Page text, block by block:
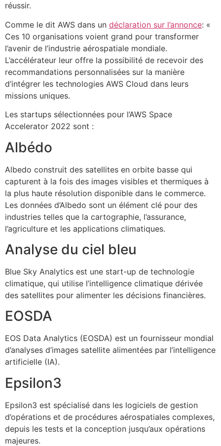
réussir.
Comme le dit AWS dans un déclaration sur l’annonce: «
Ces 10 organisations voient grand pour transformer
l’avenir de l’industrie aérospatiale mondiale.
L’accélérateur leur offre la possibilité de recevoir des
recommandations personnalisées sur la manière
d’intégrer les technologies AWS Cloud dans leurs
missions uniques.
Les startups sélectionnées pour l’AWS Space
Accelerator 2022 sont :
Albédo
Albedo construit des satellites en orbite basse qui
capturent à la fois des images visibles et thermiques à
la plus haute résolution disponible dans le commerce.
Les données d’Albedo sont un élément clé pour des
industries telles que la cartographie, l’assurance,
l’agriculture et les applications climatiques.
Analyse du ciel bleu
Blue Sky Analytics est une start-up de technologie
climatique, qui utilise l’intelligence climatique dérivée
des satellites pour alimenter les décisions financières.
EOSDA
EOS Data Analytics (EOSDA) est un fournisseur mondial
d’analyses d’images satellite alimentées par l’intelligence
artificielle (IA).
Epsilon3
Epsilon3 est spécialisé dans les logiciels de gestion
d’opérations et de procédures aérospatiales complexes,
depuis les tests et la conception jusqu’aux opérations
majeures.